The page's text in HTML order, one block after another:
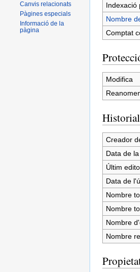
Indexació
Nombre
Comptat
Modifica
Creador
Data de
Últim
Data de
Nombre
Nombre
Nombre
Nombre
Canvis relacionats
Pàgines especials
Informació de la
pàgina